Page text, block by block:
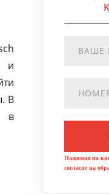
и
В
в
Нажимая на
согласие на